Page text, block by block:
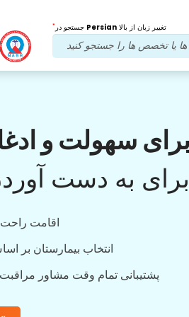
* Persian تغییر زبان از بالا
برای سهولت و
برای به دست
اقامت راحت
انتخاب بیمارستان بر
پشتیبانی تمام وقت مشاور
بعد از
کنید. به روز رسانی منظم در